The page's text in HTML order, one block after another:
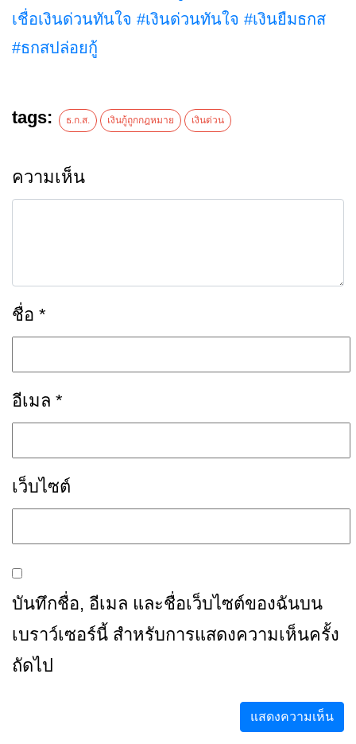
เชื่อเงินด่วนทันใจ #เงินด่วนทันใจ #เงินยืมธกส
#ธกสปล่อยกู้
tags: ธ.ก.ส. เงินกู้ถูกกฎหมาย เงินด่วน
ความเห็น
ชื่อ *
อีเมล *
เว็บไซต์
บันทึกชื่อ, อีเมล และชื่อเว็บไซต์ของฉันบน
เบราว์เซอร์นี้ สำหรับการแสดงความเห็นครั้ง
ถัดไป